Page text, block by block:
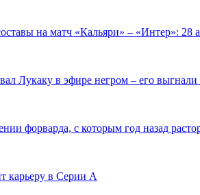
на матч «Кальяри» – «Интер»: 28
Лукаку в эфире негром – его выгнали
форварда, с которым год назад
карьеру в Серии А